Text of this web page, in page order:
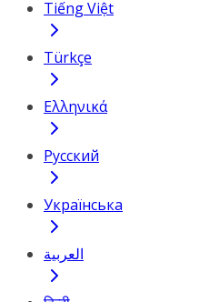
Tiếng Việt
Türkçe
Ελληνικά
Русский
Українська
العربية